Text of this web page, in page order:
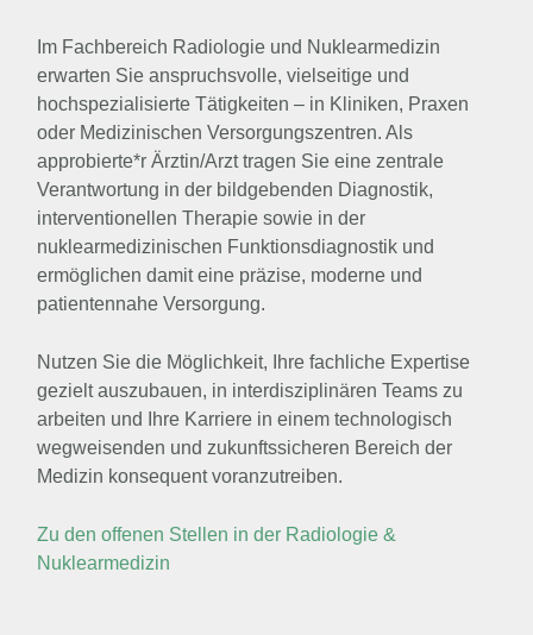
Im Fachbereich Radiologie und Nuklearmedizin
erwarten Sie anspruchsvolle, vielseitige und
hochspezialisierte Tätigkeiten – in Kliniken, Praxen
oder Medizinischen Versorgungszentren. Als
approbierte*r Ärztin/Arzt tragen Sie eine zentrale
Verantwortung in der bildgebenden Diagnostik,
interventionellen Therapie sowie in der
nuklearmedizinischen Funktionsdiagnostik und
ermöglichen damit eine präzise, moderne und
patientennahe Versorgung.
Nutzen Sie die Möglichkeit, Ihre fachliche Expertise
gezielt auszubauen, in interdisziplinären Teams zu
arbeiten und Ihre Karriere in einem technologisch
wegweisenden und zukunftssicheren Bereich der
Medizin konsequent voranzutreiben.
Zu den offenen Stellen in der Radiologie &
Nuklearmedizin